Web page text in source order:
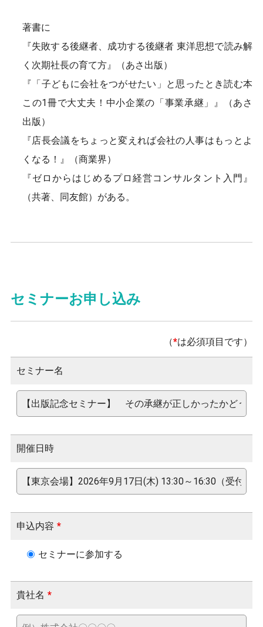
著書に
『失敗する後継者、成功する後継者 東洋思想で読み解
く次期社長の育て方』（あさ出版）
『「子どもに会社をつがせたい」と思ったとき読む本
この1冊で大丈夫！中小企業の「事業承継」』（あさ
出版）
『店長会議をちょっと変えれば会社の人事はもっとよ
くなる！』（商業界）
『ゼロからはじめるプロ経営コンサルタント入門』
（共著、同友館）がある。
セミナーお申し込み
（*は必須項目です）
セミナー名
開催日時
申込内容 *
セミナーに参加する
貴社名 *